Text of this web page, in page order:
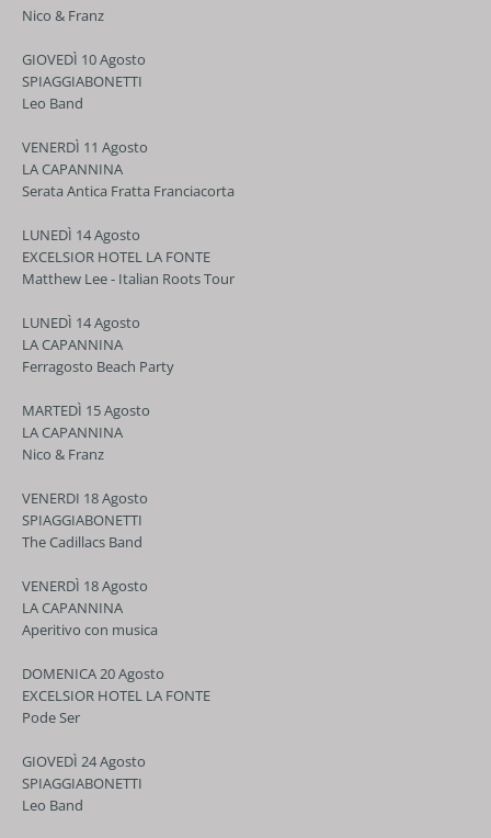
Nico & Franz
GIOVEDÌ 10 Agosto
SPIAGGIABONETTI
Leo Band
VENERDÌ 11 Agosto
LA CAPANNINA
Serata Antica Fratta Franciacorta
LUNEDÌ 14 Agosto
EXCELSIOR HOTEL LA FONTE
Matthew Lee - Italian Roots Tour
LUNEDÌ 14 Agosto
LA CAPANNINA
Ferragosto Beach Party
MARTEDÌ 15 Agosto
LA CAPANNINA
Nico & Franz
VENERDI 18 Agosto
SPIAGGIABONETTI
The Cadillacs Band
VENERDÌ 18 Agosto
LA CAPANNINA
Aperitivo con musica
DOMENICA 20 Agosto
EXCELSIOR HOTEL LA FONTE
Pode Ser
GIOVEDÌ 24 Agosto
SPIAGGIABONETTI
Leo Band